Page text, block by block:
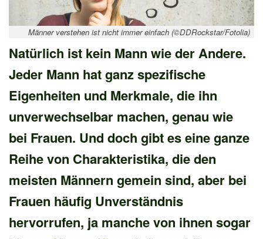
Männer verstehen ist nicht immer einfach (©DDRockstar/Fotolia)
Natürlich ist kein Mann wie der Andere.
Jeder Mann hat ganz spezifische
Eigenheiten und Merkmale, die ihn
unverwechselbar machen, genau wie
bei Frauen. Und doch gibt es eine ganze
Reihe von Charakteristika, die den
meisten Männern gemein sind, aber bei
Frauen häufig Unverständnis
hervorrufen, ja manche von ihnen sogar